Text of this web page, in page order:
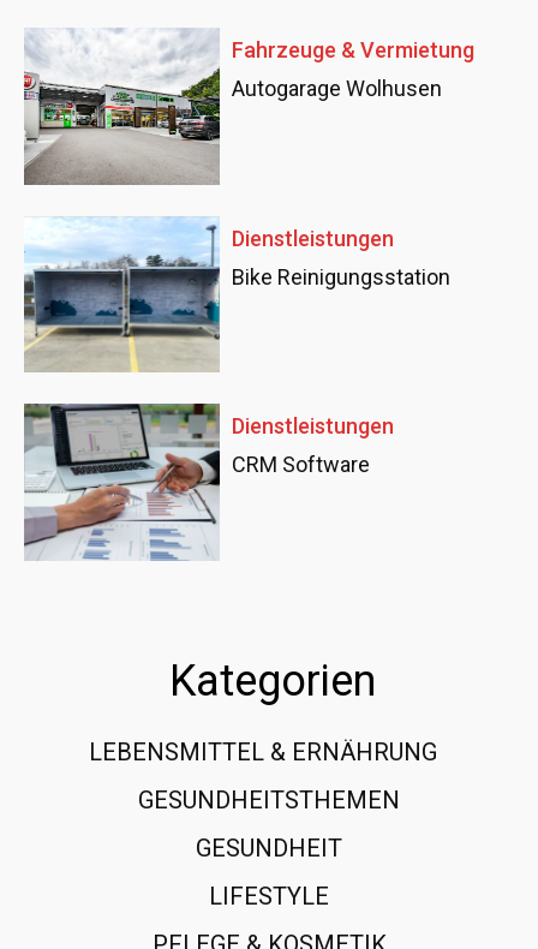
Fahrzeuge & Vermietung
Autogarage Wolhusen
Dienstleistungen
Bike Reinigungsstation
Dienstleistungen
CRM Software
Kategorien
LEBENSMITTEL & ERNÄHRUNG
GESUNDHEITSTHEMEN
GESUNDHEIT
LIFESTYLE